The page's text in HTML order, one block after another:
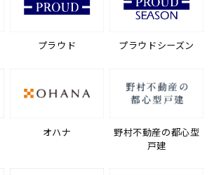
プラウド プラウドシーズン
オハナ
野村不動産の都心型
戸建